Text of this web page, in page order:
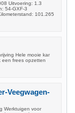
Uitvoering: 1.3
54-GXF-3
101.265
Hele mooie kar
een frees opzetten
Veegwagen-
Werktuigen voor